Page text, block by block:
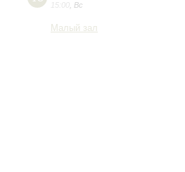
15:00 Вс
Малый зал